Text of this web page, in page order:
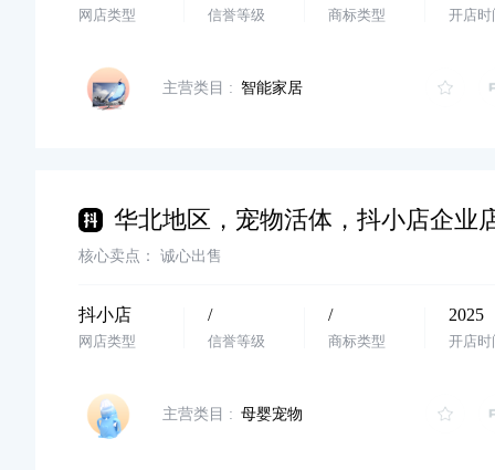
网店类型 信誉等级 商标类型 开店时
主营类目 : 智能家居
核心卖点： 诚心出售
抖小店
网店类型
/
信誉等级
/
商标类型
2025
开店时
主营类目 : 母婴宠物